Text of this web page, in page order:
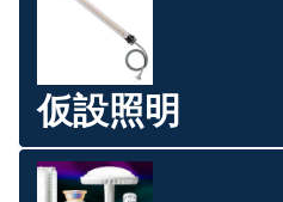
仮設照明